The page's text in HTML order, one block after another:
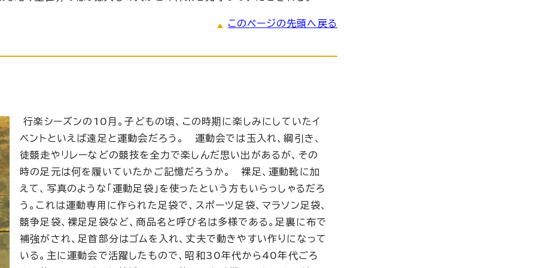
このページの先頭へ戻る
行楽シーズンの10月。子どもの頃、この時期に楽しみにしていたイ
ベントといえば遠足と運動会だろう。 運動会では玉入れ、綱引き、
徒競走やリレーなどの競技を全力で楽しんだ思い出があるが、その
時の足元は何を履いていたかご記憶だろうか。 裸足、運動靴に加
えて、写真のような「運動足袋」を使ったという方もいらっしゃるだろ
う。これは運動専用に作られた足袋で、スポーツ足袋、マラソン足袋、
競争足袋、裸足足袋など、商品名と呼び名は多様である。足裏に布で
補強がされ、足首部分はゴムを入れ、丈夫で動きやすい作りになって
いる。主に運動会で活躍したもので、昭和30年代から40年代ごろ